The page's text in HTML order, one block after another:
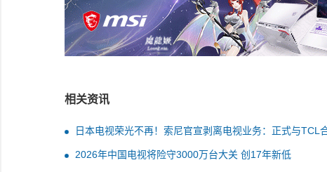
相关资讯
日本电视荣光不再！索尼官宣剥离电视业务：正式与TCL
资 持股49%
2026年中国电视将险守3000万台大关 创17年新低